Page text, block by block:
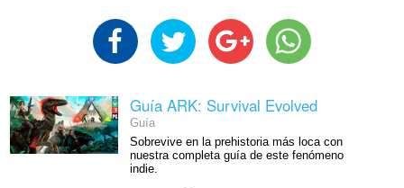
Guía ARK: Survival Evolved
Guía
Sobrevive en la prehistoria más loca con
nuestra completa guía de este fenómeno
indie.